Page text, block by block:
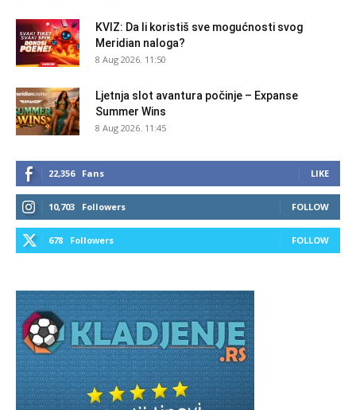
KVIZ: Da li koristiš sve mogućnosti svog
Meridian naloga?
8 Aug 2026. 11:50
Ljetnja slot avantura počinje – Expanse
Summer Wins
8 Aug 2026. 11:45
22,356 Fans LIKE
10,703 Followers FOLLOW
678 Followers FOLLOW